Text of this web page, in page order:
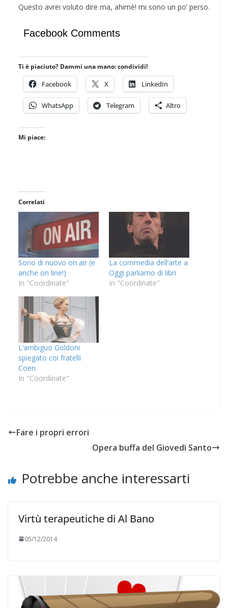
Questo avrei voluto dire ma, ahimè! mi sono un po’ perso.
Facebook Comments
Ti è piaciuto? Dammi una mano: condividi!
Facebook X LinkedIn
WhatsApp Telegram Altro
Mi piace:
Correlati
Sono di nuovo on air (e
anche on line!)
In "Coordinate"
La commedia dell’arte a
Oggi parliamo di libri
In "Coordinate"
L’ambiguo Goldoni
spiegato coi fratelli
Coen
In "Coordinate"
Fare i propri errori
Opera buffa del Giovedì Santo
Potrebbe anche interessarti
Virtù terapeutiche di Al Bano
05/12/2014